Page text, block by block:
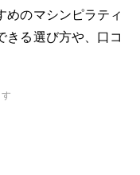
めのマシンピラティ
きる選び方や、口コ